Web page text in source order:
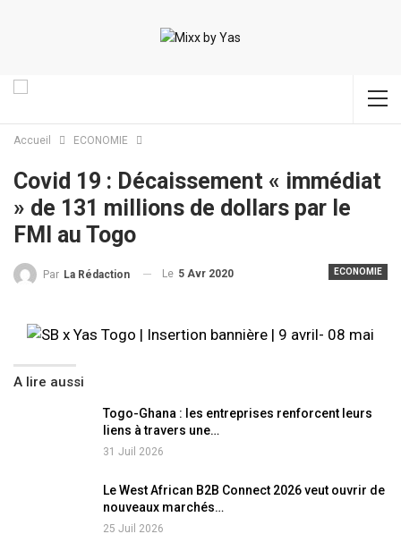
Accueil ECONOMIE
Covid 19 : Décaissement « immédiat
» de 131 millions de dollars par le
FMI au Togo
ECONOMIE
Par La Rédaction Le 5 Avr 2020
A lire aussi
Togo-Ghana : les entreprises renforcent leurs
liens à travers une…
31 Juil 2026
Le West African B2B Connect 2026 veut ouvrir de
nouveaux marchés…
25 Juil 2026